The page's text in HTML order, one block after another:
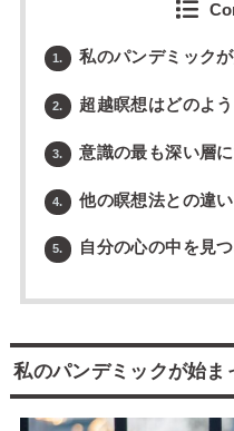
1. 私のパンデミック
2. 超越瞑想はどのよ
3. 意識の最も深い層
4. 他の瞑想法との違い
5. 自分の心の中を見
私のパンデミックが始ま